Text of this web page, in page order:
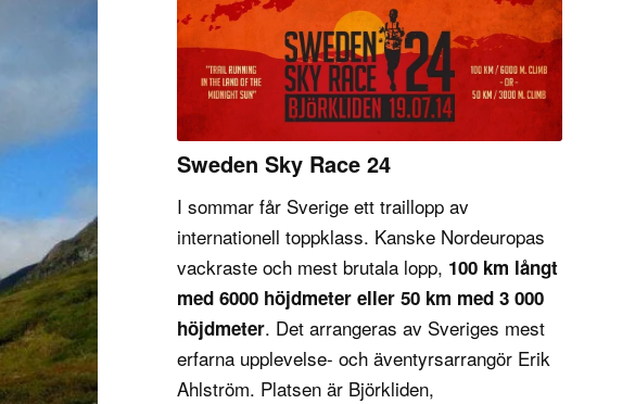
Sweden Sky Race 24
I sommar får Sverige ett traillopp av
internationell toppklass. Kanske Nordeuropas
vackraste och mest brutala lopp, 100 km långt
med 6000 höjdmeter eller 50 km med 3 000
höjdmeter. Det arrangeras av Sveriges mest
erfarna upplevelse- och äventyrsarrangör Erik
Ahlström. Platsen är Björkliden,